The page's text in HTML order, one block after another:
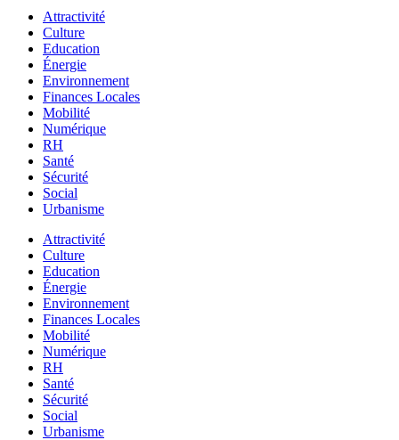
Attractivité
Culture
Education
Énergie
Environnement
Finances Locales
Mobilité
Numérique
RH
Santé
Sécurité
Social
Urbanisme
Attractivité
Culture
Education
Énergie
Environnement
Finances Locales
Mobilité
Numérique
RH
Santé
Sécurité
Social
Urbanisme